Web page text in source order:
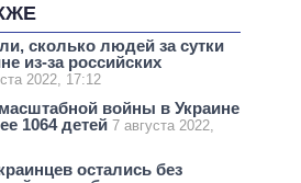
сколько людей за сутки
из-за российских
2022, 17:12
войны в Украине
1064 детей 7 августа 2022,
остались без